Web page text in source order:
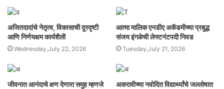
अजितदादांचे नेतृत्व, विकासाची दूरदृष्टी
आणि निर्णयक्षम कार्यशैली
Wednesday,July 22, 2026
आत्मा मालिक एनडीए अकॅडमीच्या प्रबुद्ध
संजय इंगळेची लेफ्टनंटपदी निवड
Tuesday,July 21, 2026
जीवनात आनंदाचे क्षण देणारा समुह म्हणजे
अकरावीच्या नवोदित विद्यार्थ्यांचे जल्लोषात